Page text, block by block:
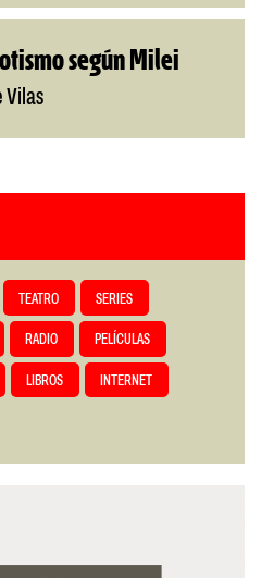
según Milei
Vilas
TEATRO SERIES
RADIO PELÍCULAS
LIBROS INTERNET